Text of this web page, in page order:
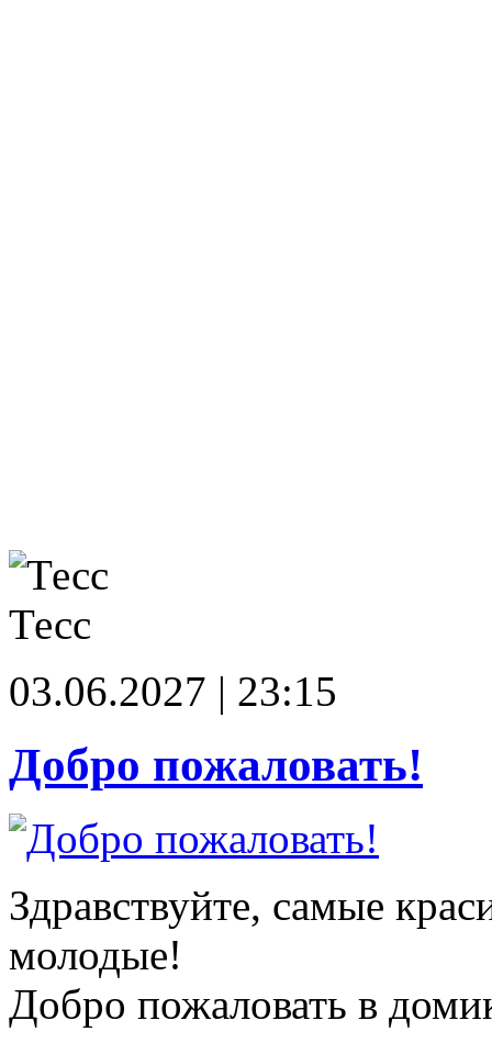
Тесс
03.06.2027 | 23:15
Добро пожаловать!
Здравствуйте, самые
молодые!
Добро пожаловать в